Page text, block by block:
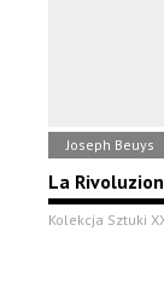
Joseph Beuys
La
Kolekcja Sztuki